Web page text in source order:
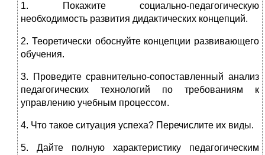
1. Покажите социально-педагогическую
необходимость развития дидактических концепций.
2. Теоретически обоснуйте концепции развивающего
обучения.
3. Проведите сравнительно-сопоставленный анализ
педагогических технологий по требованиям к
управлению учебным процессом.
4. Что такое ситуация успеха? Перечислите их виды.
5. Дайте полную характеристику педагогическим